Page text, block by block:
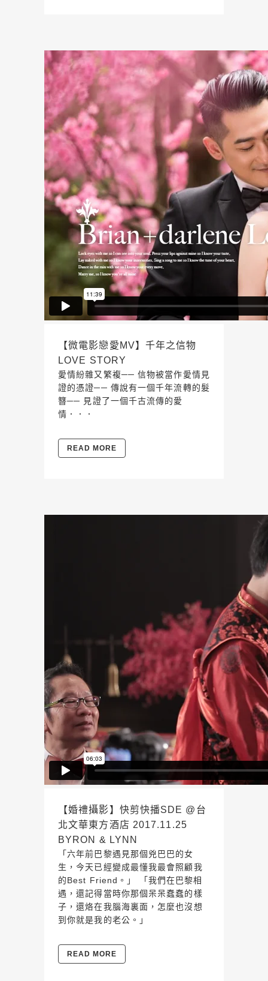
【微電影戀愛MV】千年之信物
LOVE STORY
愛情紛雜又繁複── 信物被當作愛情見
證的憑證── 傳說有一個千年流轉的髮
簪── 見證了一個千古流傳的愛
情．．．
READ MORE
【婚禮攝影】快剪快播SDE @台
北文華東方酒店 2017.11.25
BYRON & LYNN
「六年前巴黎遇見那個兇巴巴的女
生，今天已經變成最懂我最會照顧我
的Best Friend。」 「我們在巴黎相
遇，還記得當時你那個呆呆蠢蠢的樣
子，還烙在我腦海裏面，怎麼也沒想
到你就是我的老公。」
READ MORE